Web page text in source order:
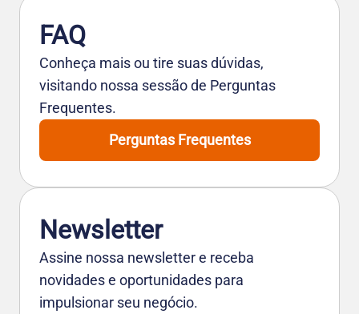
FAQ
Conheça mais ou tire suas dúvidas,
visitando nossa sessão de Perguntas
Frequentes.
Perguntas Frequentes
Newsletter
Assine nossa newsletter e receba
novidades e oportunidades para
impulsionar seu negócio.